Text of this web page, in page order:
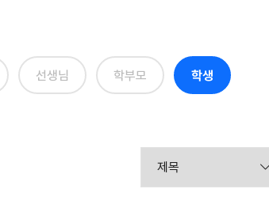
선생님 학부모 학생